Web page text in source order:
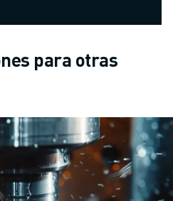
para otras